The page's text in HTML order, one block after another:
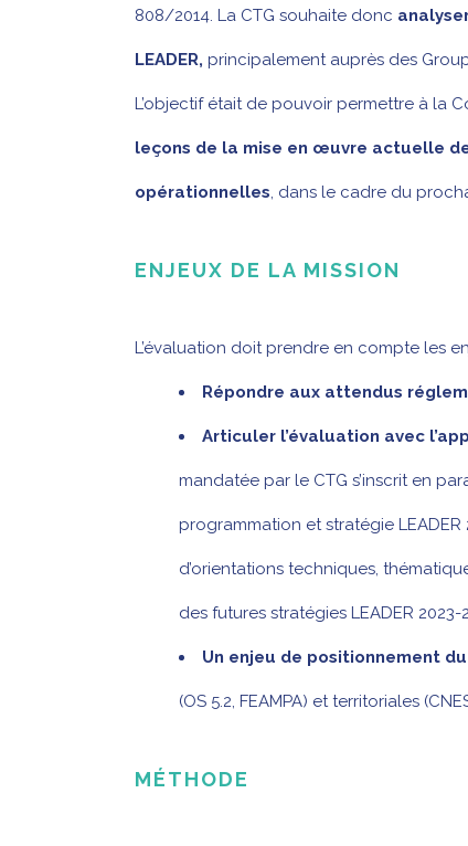
808/2014. La CTG souhaite donc
LEADER, principalement auprès des
L’objectif était de pouvoir permettre à la
leçons de la mise en œuvre actuelle de
opérationnelles, dans le cadre du
ENJEUX DE LA MISSION
L’évaluation doit prendre en compte les
Répondre aux attendus
Articuler l’évaluation avec
mandatée par le CTG s’inscrit en
programmation et stratégie LEADER
d’orientations techniques,
des futures stratégies LEADER 2023-
Un enjeu de positionnement
(OS 5.2, FEAMPA) et territoriales
MÉTHODE